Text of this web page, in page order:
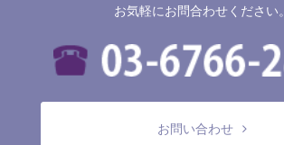
お気軽にお問合わせください。
お問い合わせ